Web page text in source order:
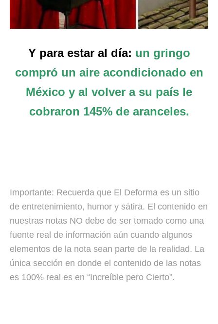
Y para estar al día: un gringo
compró un aire acondicionado en
México y al volver a su país le
cobraron 145% de aranceles.
Importante: Recuerda que El Deforma es un sitio
de entretenimiento, humor y sátira. El contenido en
nuestras notas NO debe de ser tomado como una
fuente real de información aún cuando algunos
elementos de la nota sean parte de la realidad. La
única sección en donde el contenido de las notas
es 100% real es en “Increíble pero Cierto”.